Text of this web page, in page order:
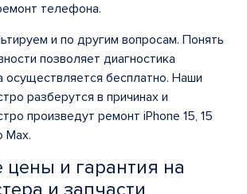
телефона.
и по другим вопросам. Понять
позволяет диагностика
осуществляется бесплатно. Наши
разберутся в причинах и
произведут ремонт iPhone 15, 15
Max.
и гарантия на